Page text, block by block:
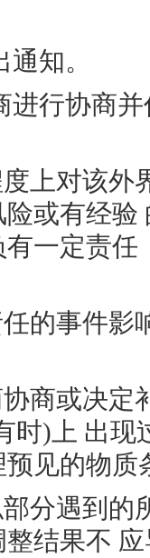
知。
行协商并
对该外
或有经验
一定责
事件影
或决定
时)上 出现
见的物质
遇到的
结果不